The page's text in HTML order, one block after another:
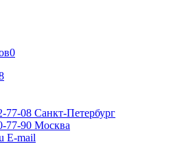
0
77-08 Санкт-Петербург
77-90 Москва
E-mail